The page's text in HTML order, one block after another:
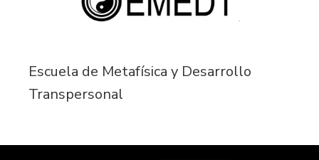
Escuela de Metafísica y Desarrollo
Transpersonal